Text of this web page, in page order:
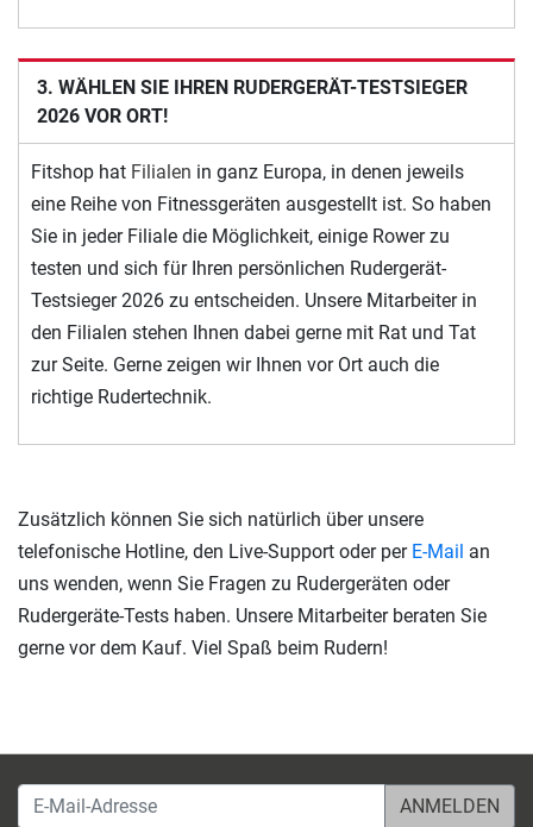
3. WÄHLEN SIE IHREN RUDERGERÄT-TESTSIEGER
2026 VOR ORT!
Fitshop hat Filialen in ganz Europa, in denen jeweils
eine Reihe von Fitnessgeräten ausgestellt ist. So haben
Sie in jeder Filiale die Möglichkeit, einige Rower zu
testen und sich für Ihren persönlichen Rudergerät-
Testsieger 2026 zu entscheiden. Unsere Mitarbeiter in
den Filialen stehen Ihnen dabei gerne mit Rat und Tat
zur Seite. Gerne zeigen wir Ihnen vor Ort auch die
richtige Rudertechnik.
Zusätzlich können Sie sich natürlich über unsere
telefonische Hotline, den Live-Support oder per E-Mail an
uns wenden, wenn Sie Fragen zu Rudergeräten oder
Rudergeräte-Tests haben. Unsere Mitarbeiter beraten Sie
gerne vor dem Kauf. Viel Spaß beim Rudern!
E-Mail-Adresse